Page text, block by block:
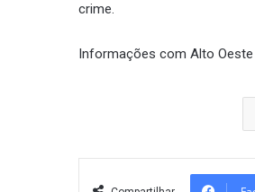
crime.
Informações com Alto Oeste